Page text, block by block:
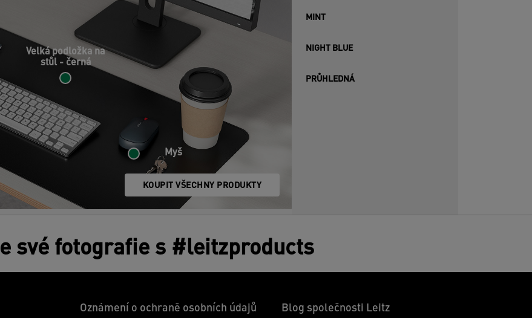
MINT
NIGHT BLUE
PRŮHLEDNÁ
Velká podložka na
stůl - černá
Myš
KOUPIT VŠECHNY PRODUKTY
své fotografie s #leitzproducts
Oznámení o ochraně osobních údajů Blog společnosti Leitz